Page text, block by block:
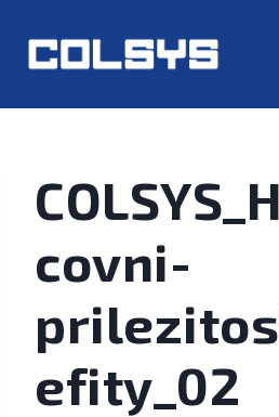
covni-
efity_02